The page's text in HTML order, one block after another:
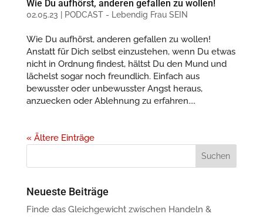
Wie Du aufhörst, anderen gefallen zu wollen!
02.05.23 PODCAST - Lebendig Frau SEIN
Wie Du aufhörst, anderen gefallen zu wollen!
Anstatt für Dich selbst einzustehen, wenn Du etwas
nicht in Ordnung findest, hältst Du den Mund und
lächelst sogar noch freundlich. Einfach aus
bewusster oder unbewusster Angst heraus,
anzuecken oder Ablehnung zu erfahren....
« Ältere Einträge
Neueste Beiträge
Finde das Gleichgewicht zwischen Handeln &